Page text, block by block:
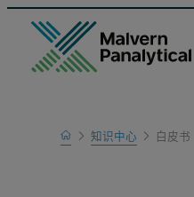
Home
Learn
知识中心 白皮书